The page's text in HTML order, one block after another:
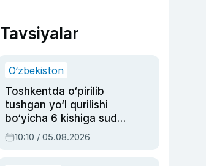
Tavsiyalar
O‘zbekiston
Toshkentda o‘pirilib
tushgan yo‘l qurilishi
bo‘yicha 6 kishiga sud
hukmi o‘qildi
10:10 / 05.08.2026